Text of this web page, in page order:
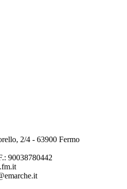
2/4 - 63900 Fermo
90038780442